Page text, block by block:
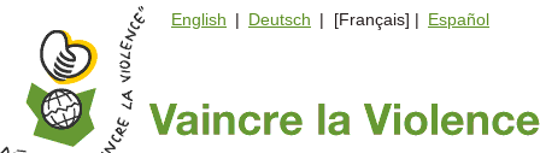
English | Deutsch | [Français] | Español